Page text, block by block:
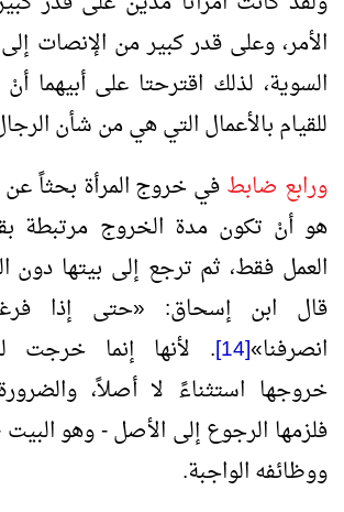
الأمر، وعلى قدر كبير من الإنصات
السوية، لذلك اقترحتا على أبيهما
للقيام بالأعمال التي هي من شأن
ورابع ضابطفي خروج المرأة بحثاً عن
هو أنْ تكون مدة الخروج مرتبطة
العمل فقط، ثم ترجع إلى بيتها دون
قال ابن إسحاق: «حتى إذا
انصرفنا»
[14]
. لأنها إنما خرجت
خروجها استثناءً لا أصلاً،
فلزمها الرجوع إلى الأصل - وهو البيت -
ووظائفه الواجبة.